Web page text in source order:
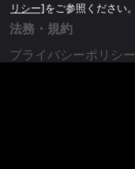
法務・規約
プライバシーポリシー
リシー]をご参照ください。